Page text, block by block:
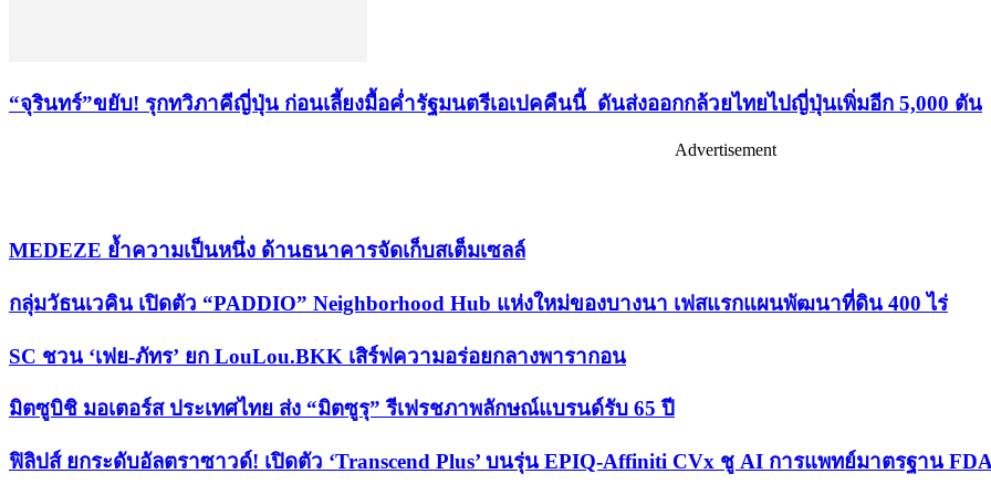
“จุรินทร์”ขยับ! รุกทวิภาคีญี่ปุ่น ก่อนเลี้ยงมื้อค่ำรัฐมนตรีเอเปคคืนนี้ ดันส่งออกกล้วยไทยไปญี่ปุ่นเพิ่มอีก 5,000 ตัน
Advertisement
MEDEZE ย้ำความเป็นหนึ่ง ด้านธนาคารจัดเก็บสเต็มเซลล์
กลุ่มวัธนเวคิน เปิดตัว “PADDIO” Neighborhood Hub แห่งใหม่ของบางนา เฟสแรกแผนพัฒนาที่ดิน 400 ไร่
SC ชวน ‘เฟย-ภัทร’ ยก LouLou.BKK เสิร์ฟความอร่อยกลางพารากอน
มิตซูบิชิ มอเตอร์ส ประเทศไทย ส่ง “มิตซูรุ” รีเฟรชภาพลักษณ์แบรนด์รับ 65 ปี
ฟิลิปส์ ยกระดับอัลตราซาวด์! เปิดตัว ‘Transcend Plus’ บนรุ่น EPIQ-Affiniti CVx ชู AI การแพทย์มาตรฐาน